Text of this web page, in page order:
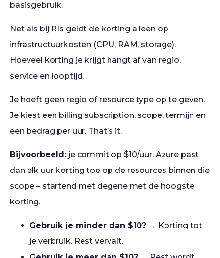
basisgebruik.
Net als bij RIs geldt de korting alleen op
infrastructuurkosten (CPU, RAM, storage).
Hoeveel korting je krijgt hangt af van regio,
service en looptijd.
Je hoeft geen regio of resource type op te geven.
Je kiest een billing subscription, scope, termijn en
een bedrag per uur. That’s it.
Bijvoorbeeld: je commit op $10/uur. Azure past
dan elk uur korting toe op de resources binnen die
scope – startend met degene met de hoogste
korting.
Gebruik je minder dan $10? → Korting tot
je verbruik. Rest vervalt.